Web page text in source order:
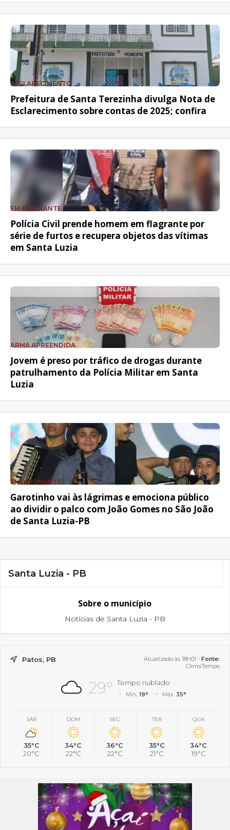
ESCLARECIMENTO
Prefeitura de Santa Terezinha divulga Nota de
Esclarecimento sobre contas de 2025; confira
EM FLAGRANTE
Polícia Civil prende homem em flagrante por
série de furtos e recupera objetos das vítimas
em Santa Luzia
ARMA APREENDIDA
Jovem é preso por tráfico de drogas durante
patrulhamento da Polícia Militar em Santa
Luzia
EMOCIONANTE
Garotinho vai às lágrimas e emociona público
ao dividir o palco com João Gomes no São João
de Santa Luzia-PB
Santa Luzia - PB
Sobre o município
Notícias de Santa Luzia - PB
Patos, PB Atualizado às 18h01 - Fonte:
ClimaTempo
29° Tempo nublado
Mín.19° Máx. 35°
SÁB
35°C
20°C
DOM
34°C
22°C
SEG
36°C
22°C
TER
35°C
21°C
QUA
34°C
19°C